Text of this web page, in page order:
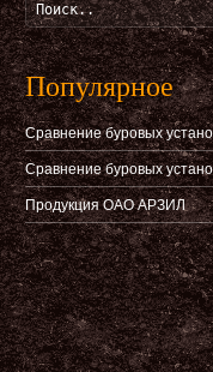
Популярное
Сравнение буровых
Сравнение буровых
Продукция ОАО АРЗИЛ